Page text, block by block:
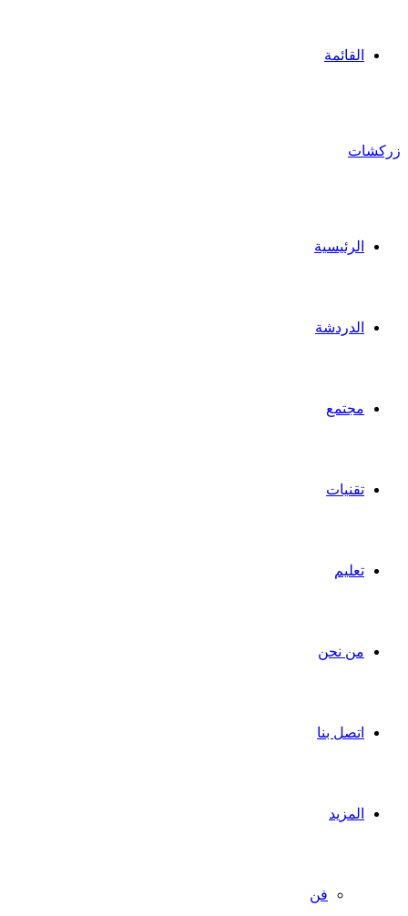
القائمة
زركشات
الرئيسية
الدردشة
مجتمع
تقنيات
تعليم
من نحن
اتصل بنا
المزيد
فن